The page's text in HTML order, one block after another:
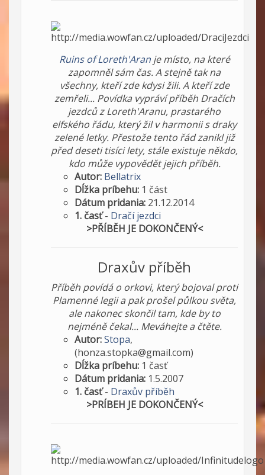
Ruins of Loreth'Aranje místo, na které
zapomněl sám čas. A stejně tak na
všechny, kteří zde kdysi žili. A kteří zde
zemřeli... Povídka vypráví příběh Dračích
jezdců z Loreth'Aranu, prastarého
elfského řádu, který žil v harmonii s draky
zelené letky. Přestože tento řád zanikl již
před deseti tisíci lety, stále existuje někdo,
kdo může vypovědět jejich příběh.
Autor: Bellatrix
Dĺžka príbehu: 1 část
Dátum pridania: 21.12.2014
1. časť- Dračí jezdci
>PŘÍBĚH JE DOKONČENÝ<
Draxův příběh
Příběh povídá o orkovi, který bojoval proti
Plamenné legii a pak prošel půlkou světa,
ale nakonec skončil tam, kde by to
nejméně čekal... Meváhejte a čtěte.
Autor:Stopa,
(honza.stopka@gmail.com)
Dĺžka príbehu: 1 časť
Dátum pridania: 1.5.2007
1. časť- Draxův příběh
>PRÍBEH JE DOKONČENÝ<